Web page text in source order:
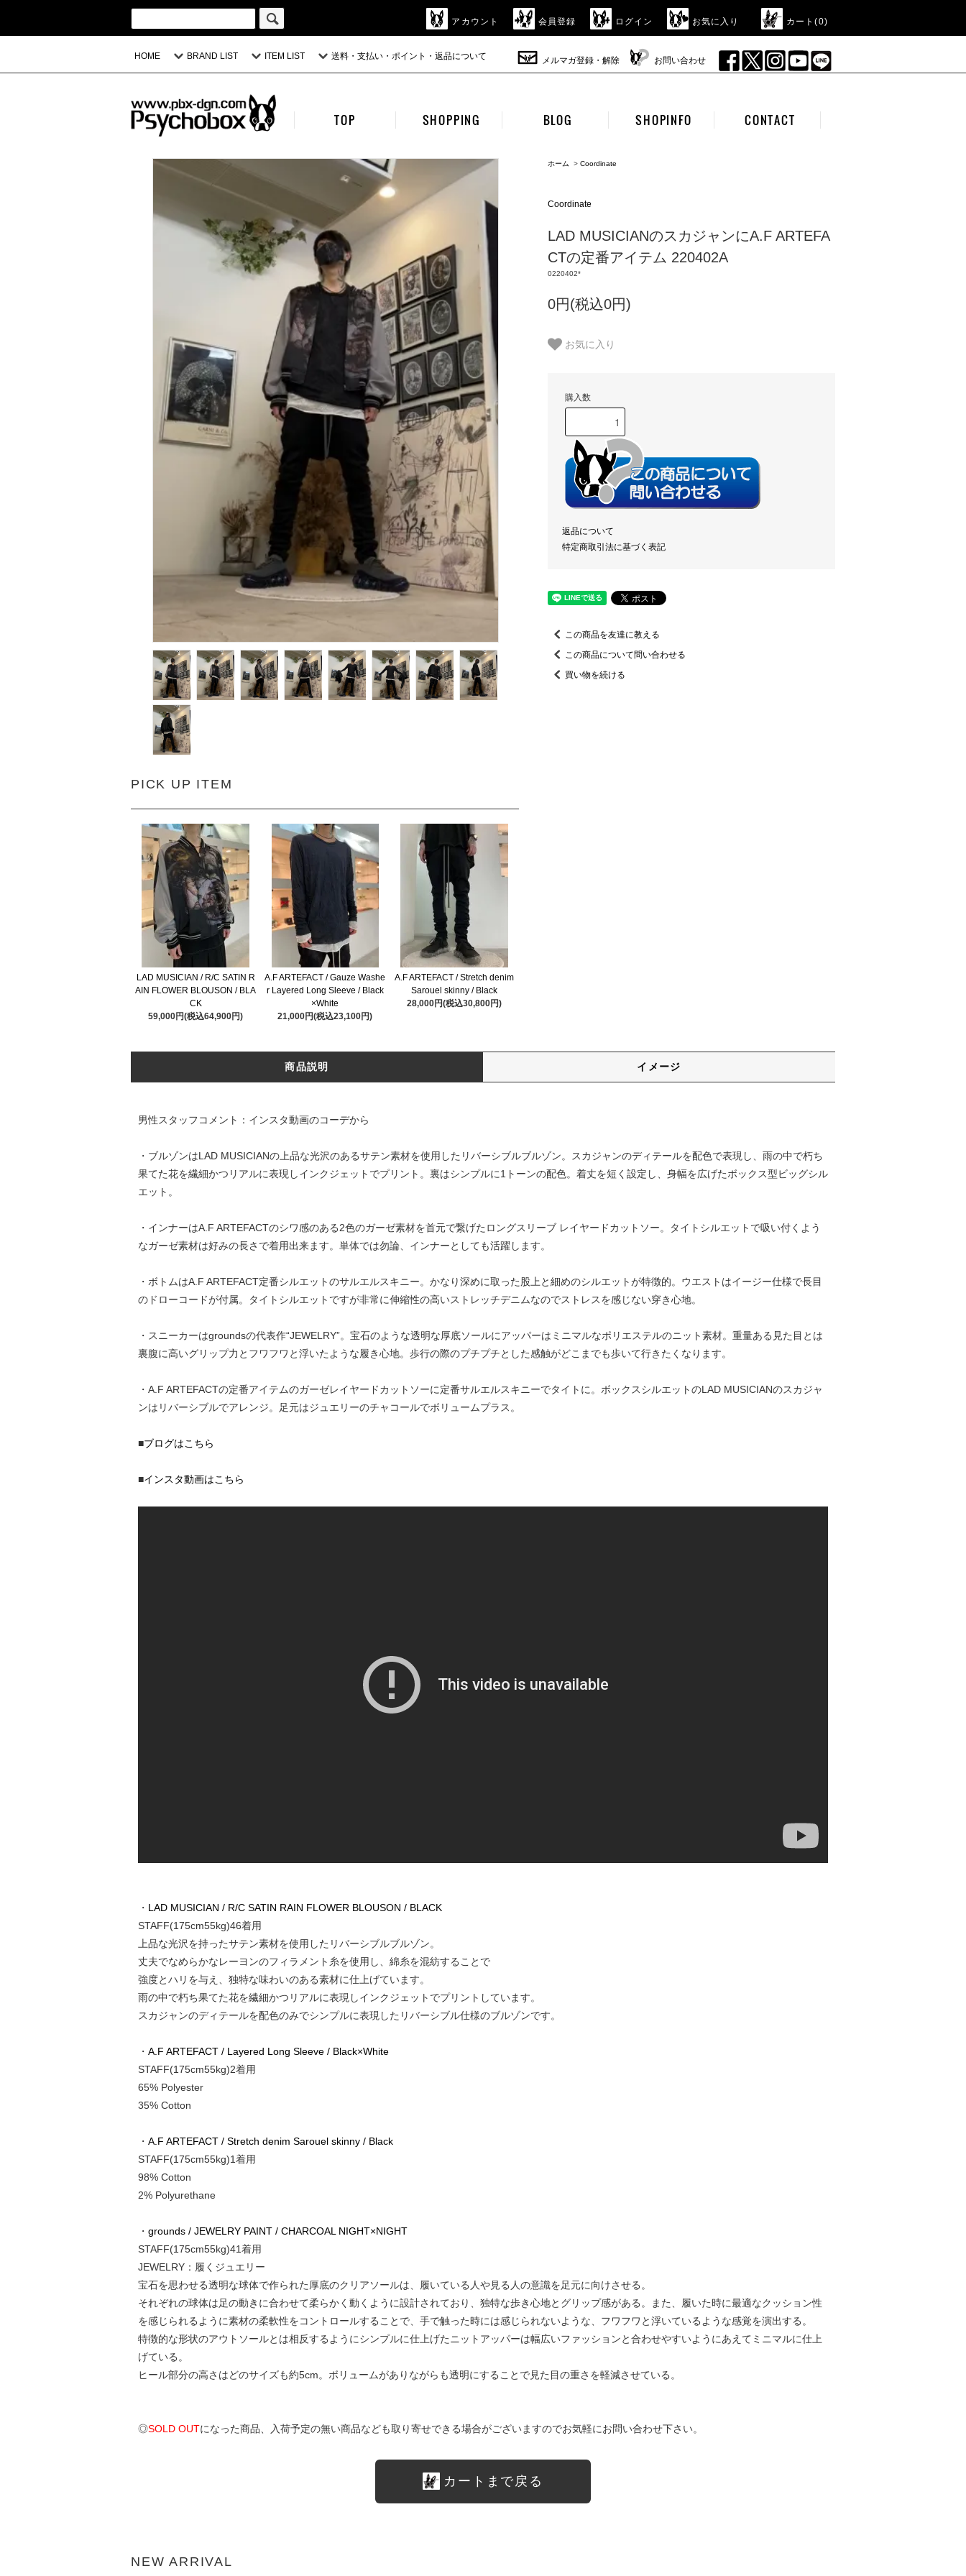
アカウント 会員登録 ログイン お気に入り カート(0)
HOME BRAND LIST ITEM LIST 送料・支払い・ポイント・返品について メルマガ登録・解除 お問い合わせ
TOP SHOPPING BLOG SHOPINFO CONTACT
PICK UP ITEM
LAD MUSICIAN / R/C SATIN R
AIN FLOWER BLOUSON / BLA
CK
59,000円(税込64,900円)
A.F ARTEFACT / Gauze Washe
r Layered Long Sleeve / Black
×White
21,000円(税込23,100円)
A.F ARTEFACT / Stretch denim
Sarouel skinny / Black
28,000円(税込30,800円)
ホーム > Coordinate
Coordinate
LAD MUSICIANのスカジャンにA.F ARTEFA
CTの定番アイテム 220402A
0220402*
0円(税込0円)
お気に入り
購入数
返品について
特定商取引法に基づく表記
この商品を友達に教える
この商品について問い合わせる
買い物を続ける
商品説明 イメージ
男性スタッフコメント：インスタ動画のコーデから
・ブルゾンはLAD MUSICIANの上品な光沢のあるサテン素材を使用したリバーシブルブルゾン。スカジャンのディテールを配色で表現し、雨の中で朽ち
果てた花を繊細かつリアルに表現しインクジェットでプリント。裏はシンプルに1トーンの配色。着丈を短く設定し、身幅を広げたボックス型ビッグシル
エット。
・インナーはA.F ARTEFACTのシワ感のある2色のガーゼ素材を首元で繋げたロングスリーブ レイヤードカットソー。タイトシルエットで吸い付くよう
なガーゼ素材は好みの長さで着用出来ます。単体では勿論、インナーとしても活躍します。
・ボトムはA.F ARTEFACT定番シルエットのサルエルスキニー。かなり深めに取った股上と細めのシルエットが特徴的。ウエストはイージー仕様で長目
のドローコードが付属。タイトシルエットですが非常に伸縮性の高いストレッチデニムなのでストレスを感じない穿き心地。
・スニーカーはgroundsの代表作“JEWELRY”。宝石のような透明な厚底ソールにアッパーはミニマルなポリエステルのニット素材。重量ある見た目とは
裏腹に高いグリップ力とフワフワと浮いたような履き心地。歩行の際のプチプチとした感触がどこまでも歩いて行きたくなります。
・A.F ARTEFACTの定番アイテムのガーゼレイヤードカットソーに定番サルエルスキニーでタイトに。ボックスシルエットのLAD MUSICIANのスカジャ
ンはリバーシブルでアレンジ。足元はジュエリーのチャコールでボリュームプラス。
■ブログはこちら
■インスタ動画はこちら
・ LAD MUSICIAN / R/C SATIN RAIN FLOWER BLOUSON / BLACK
STAFF(175cm55kg)46着用
上品な光沢を持ったサテン素材を使用したリバーシブルブルゾン。
丈夫でなめらかなレーヨンのフィラメント糸を使用し、綿糸を混紡することで
強度とハリを与え、独特な味わいのある素材に仕上げています。
雨の中で朽ち果てた花を繊細かつリアルに表現しインクジェットでプリントしています。
スカジャンのディテールを配色のみでシンプルに表現したリバーシブル仕様のブルゾンです。
・ A.F ARTEFACT / Layered Long Sleeve / Black×White
STAFF(175cm55kg)2着用
65% Polyester
35% Cotton
・ A.F ARTEFACT / Stretch denim Sarouel skinny / Black
STAFF(175cm55kg)1着用
98% Cotton
2% Polyurethane
・ grounds / JEWELRY PAINT / CHARCOAL NIGHT×NIGHT
STAFF(175cm55kg)41着用
JEWELRY：履くジュエリー
宝石を思わせる透明な球体で作られた厚底のクリアソールは、履いている人や見る人の意識を足元に向けさせる。
それぞれの球体は足の動きに合わせて柔らかく動くように設計されており、独特な歩き心地とグリップ感がある。また、履いた時に最適なクッション性
を感じられるように素材の柔軟性をコントロールすることで、手で触った時には感じられないような、フワフワと浮いているような感覚を演出する。
特徴的な形状のアウトソールとは相反するようにシンプルに仕上げたニットアッパーは幅広いファッションと合わせやすいようにあえてミニマルに仕上
げている。
ヒール部分の高さはどのサイズも約5cm。ボリュームがありながらも透明にすることで見た目の重さを軽減させている。
◎SOLD OUTになった商品、入荷予定の無い商品なども取り寄せできる場合がございますのでお気軽にお問い合わせ下さい。
カートまで戻る
NEW ARRIVAL